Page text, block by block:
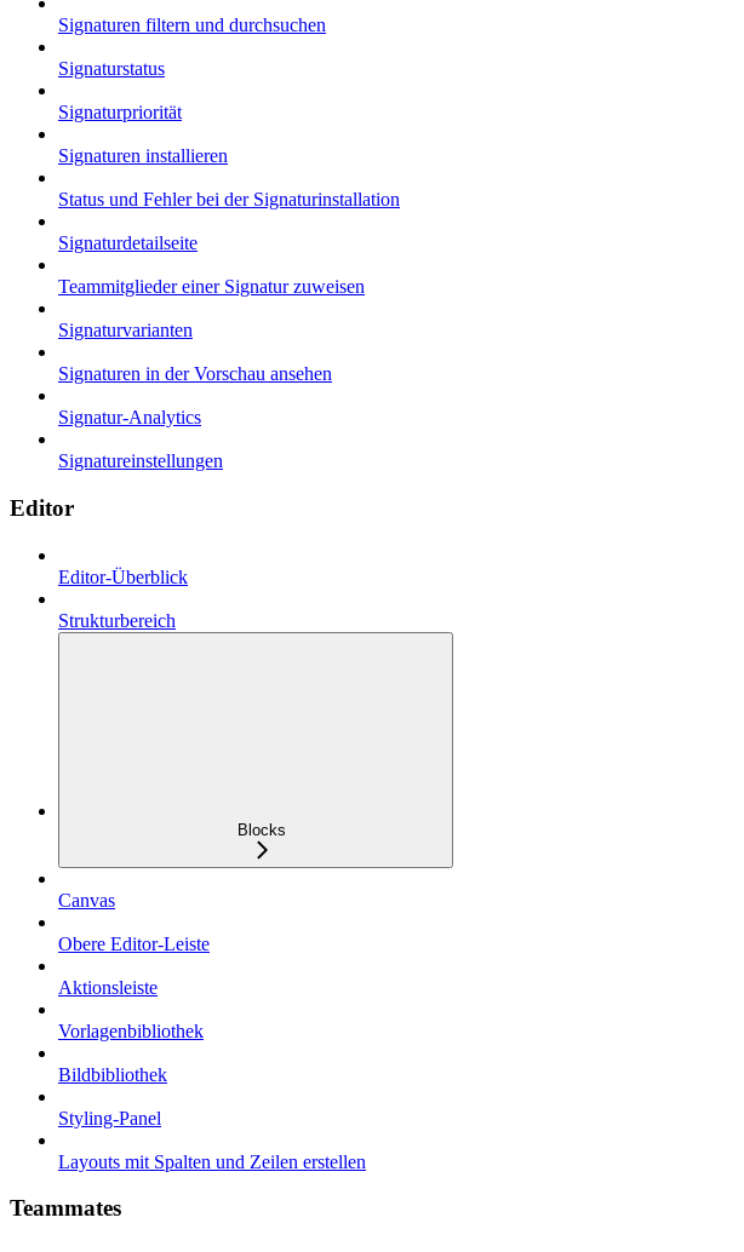
Signaturen filtern und durchsuchen
Signaturstatus
Signaturpriorität
Signaturen installieren
Status und Fehler bei der Signaturinstallation
Signaturdetailseite
Teammitglieder einer Signatur zuweisen
Signaturvarianten
Signaturen in der Vorschau ansehen
Signatur-Analytics
Signatureinstellungen
Editor
Editor-Überblick
Strukturbereich
Blocks
Canvas
Obere Editor-Leiste
Aktionsleiste
Vorlagenbibliothek
Bildbibliothek
Styling-Panel
Layouts mit Spalten und Zeilen erstellen
Teammates